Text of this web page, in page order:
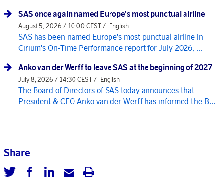
SAS once again named Europe's most punctual airline
August 5, 2026 / 10:00 CEST / English
SAS has been named Europe's most punctual airline in
Cirium's On-Time Performance report for July 2026, ...
Anko van der Werff to leave SAS at the beginning of 2027
July 8, 2026 / 14:30 CEST / English
The Board of Directors of SAS today announces that
President & CEO Anko van der Werff has informed the B...
Share